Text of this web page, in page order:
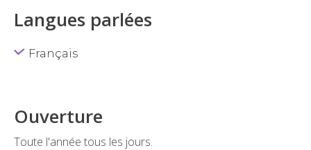
Langues parlées
Français
Ouverture
Toute l'année tous les jours.